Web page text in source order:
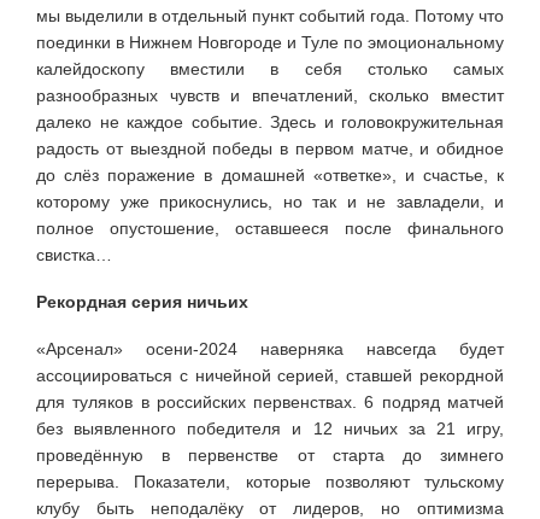
мы выделили в отдельный пункт событий года. Потому что
поединки в Нижнем Новгороде и Туле по эмоциональному
калейдоскопу вместили в себя столько самых
разнообразных чувств и впечатлений, сколько вместит
далеко не каждое событие. Здесь и головокружительная
радость от выездной победы в первом матче, и обидное
до слёз поражение в домашней «ответке», и счастье, к
которому уже прикоснулись, но так и не завладели, и
полное опустошение, оставшееся после финального
свистка…
Рекордная серия ничьих
«Арсенал» осени-2024 наверняка навсегда будет
ассоциироваться с ничейной серией, ставшей рекордной
для туляков в российских первенствах. 6 подряд матчей
без выявленного победителя и 12 ничьих за 21 игру,
проведённую в первенстве от старта до зимнего
перерыва. Показатели, которые позволяют тульскому
клубу быть неподалёку от лидеров, но оптимизма